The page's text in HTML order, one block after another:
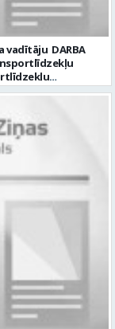
DARBA
kategorijas
labas saskarsmes
remontu
darba
darba laiku pēc
pilnas sociālās
un
palīdzības
uz info@vtu-
pagasts, Valmieras
līdz 16:00.
nākamajai atlases
izmantos, lai
kandidātu. Ja
SIA “VTU